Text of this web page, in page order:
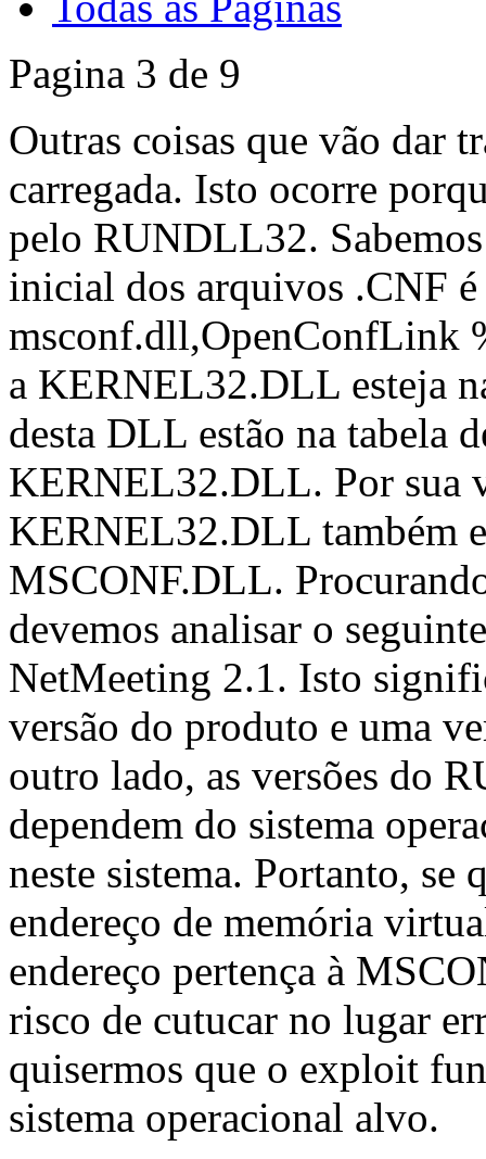
Pagina 3 de 9
Outras coisas que vão dar
carregada. Isto ocorre
pelo RUNDLL32.
inicial dos arquivos .CNF
msconf.dll,OpenConfLink
a KERNEL32.DLL esteja
desta DLL estão na tabela
KERNEL32.DLL. Por sua
KERNEL32.DLL também
MSCONF.DLL.
devemos analisar o
NetMeeting 2.1. Isto
versão do produto e uma
outro lado, as versões do
dependem do sistema
neste sistema. Portanto, se
endereço de memória
endereço pertença à
risco de cutucar no lugar
quisermos que o exploit
sistema operacional alvo.